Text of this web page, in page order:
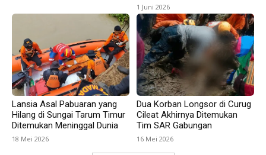
1 Juni 2026
Lansia Asal Pabuaran yang
Hilang di Sungai Tarum Timur
Ditemukan Meninggal Dunia
18 Mei 2026
Dua Korban Longsor di Curug
Cileat Akhirnya Ditemukan
Tim SAR Gabungan
16 Mei 2026